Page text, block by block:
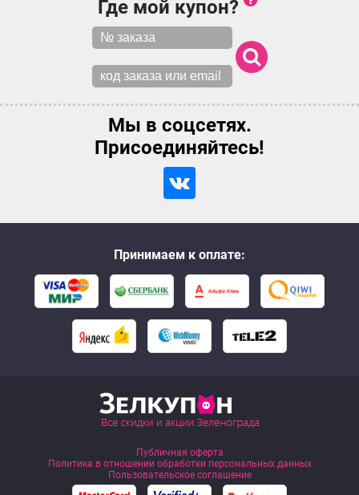
Где мой купон?
Мы в соцсетях.
Присоединяйтесь!
Принимаем к оплате:
Публичная оферта
Политика в отношении обработки персональных данных
Пользовательское соглашение